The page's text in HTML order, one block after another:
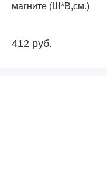
магните (Ш*В,см.)
412 руб.